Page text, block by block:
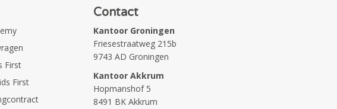
First
First
Contact
Kantoor Groningen
Friesestraatweg 215b
9743 AD Groningen
Kantoor Akkrum
Hopmanshof 5
8491 BK Akkrum